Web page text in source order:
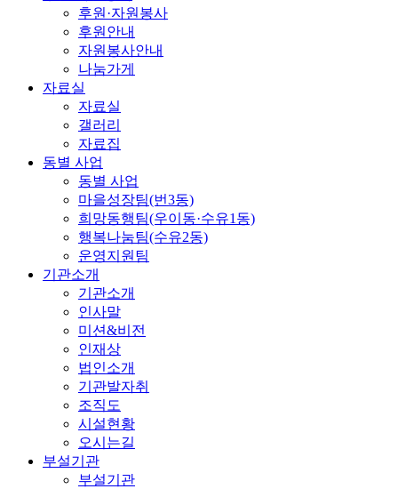
후원·자원봉사
후원안내
자원봉사안내
나눔가게
자료실
자료실
갤러리
자료집
동별 사업
동별 사업
마을성장팀(번3동)
희망동행팀(우이동·수유1동)
행복나눔팀(수유2동)
운영지원팀
기관소개
기관소개
인사말
미션&비전
인재상
법인소개
기관발자취
조직도
시설현황
오시는길
부설기관
부설기관